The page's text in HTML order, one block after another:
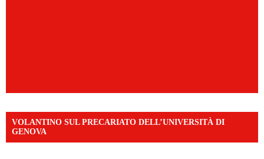
VOLANTINO SUL PRECARIATO DELL’UNIVERSITÀ DI
GENOVA